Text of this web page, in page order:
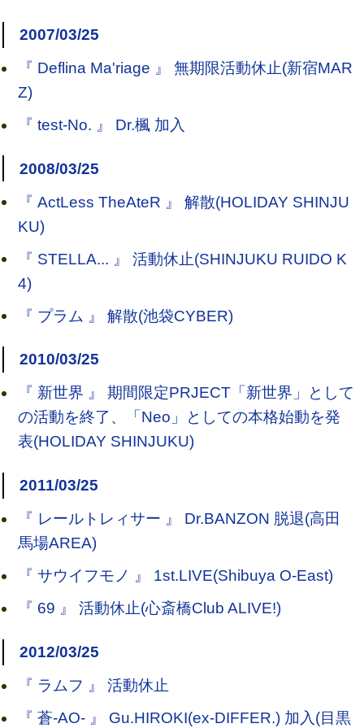
2007/03/25
『 Deflina Ma'riage 』 無期限活動休止(新宿MAR
Z)
『 test-No. 』 Dr.楓 加入
2008/03/25
『 ActLess TheAteR 』 解散(HOLIDAY SHINJU
KU)
『 STELLA... 』 活動休止(SHINJUKU RUIDO K
4)
『 プラム 』 解散(池袋CYBER)
2010/03/25
『 新世界 』 期間限定PRJECT「新世界」として
の活動を終了、「Neo」としての本格始動を発
表(HOLIDAY SHINJUKU)
2011/03/25
『 レールトレィサー 』 Dr.BANZON 脱退(高田
馬場AREA)
『 サウイフモノ 』 1st.LIVE(Shibuya O-East)
『 69 』 活動休止(心斎橋Club ALIVE!)
2012/03/25
『 ラムフ 』 活動休止
『 蒼-AO- 』 Gu.HIROKI(ex-DIFFER.) 加入(目黒